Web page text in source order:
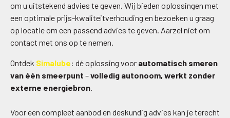
om u uitstekend advies te geven. Wij bieden oplossingen met
een optimale prijs-kwaliteitverhouding en bezoeken u graag
op locatie om een passend advies te geven. Aarzel niet om
contact met ons op te nemen.
Ontdek Simalube: dé oplossing voor automatisch smeren
van één smeerpunt –volledig autonoom, werkt zonder
externe energiebron.
Voor een compleet aanbod en deskundig advies kan je terecht